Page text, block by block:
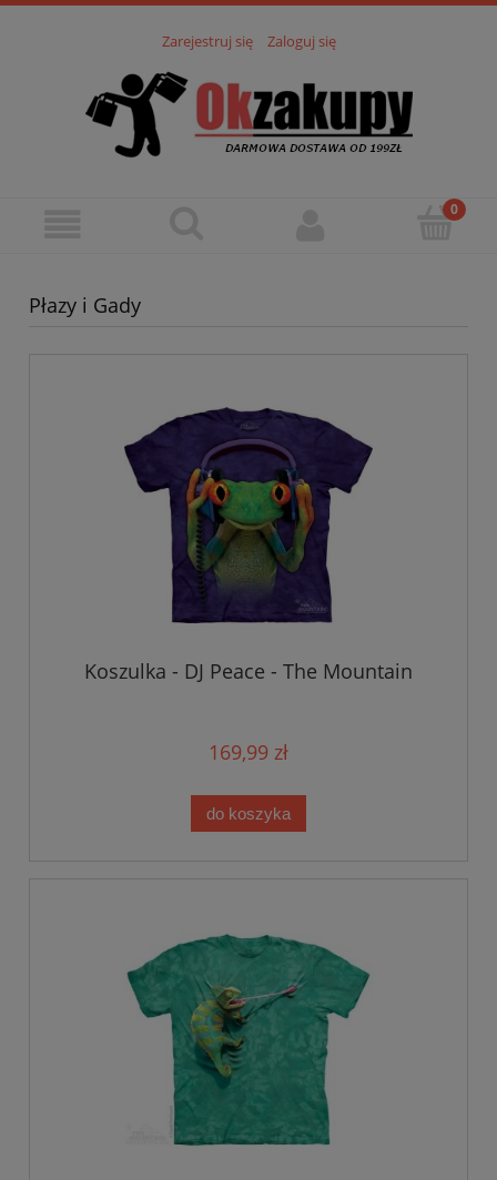
Zarejestruj się Zaloguj się
Płazy i Gady
Koszulka - DJ Peace - The Mountain
169,99 zł
do koszyka